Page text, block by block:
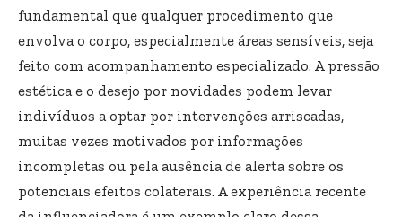
fundamental que qualquer procedimento que
envolva o corpo, especialmente áreas sensíveis, seja
feito com acompanhamento especializado. A pressão
estética e o desejo por novidades podem levar
indivíduos a optar por intervenções arriscadas,
muitas vezes motivados por informações
incompletas ou pela ausência de alerta sobre os
potenciais efeitos colaterais. A experiência recente